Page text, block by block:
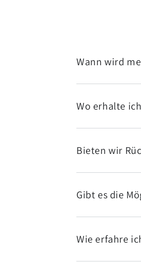
Wann wird
Wo erhalte
Bieten wir
Gibt es die
Wie erfahre